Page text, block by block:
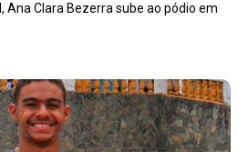
Ana Clara Bezerra sube ao pódio em